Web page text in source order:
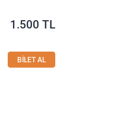
1.500 TL
BİLET AL